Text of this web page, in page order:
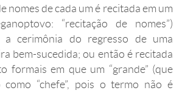
nomes de cada um é recitada em um
“recitação de nomes”)
a cerimônia do regresso de uma
bem-sucedida; ou então é recitada
formais em que um “grande” (que
como “chefe”, pois o termo não é